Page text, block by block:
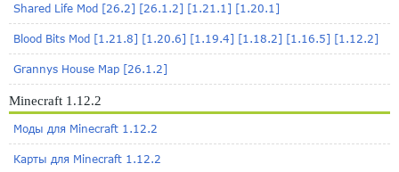
Shared Life Mod [26.2] [26.1.2] [1.21.1] [1.20.1]
Blood Bits Mod [1.21.8] [1.20.6] [1.19.4] [1.18.2] [1.16.5] [1.12.2]
Grannys House Map [26.1.2]
Minecraft 1.12.2
Моды для Minecraft 1.12.2
Карты для Minecraft 1.12.2